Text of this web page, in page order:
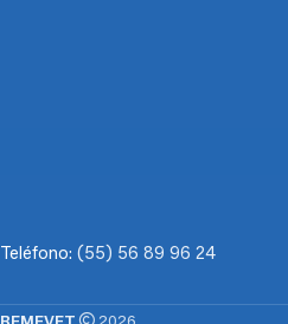
Teléfono: (55) 56 89 96 24